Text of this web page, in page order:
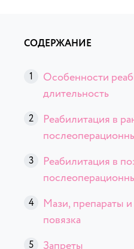
СОДЕРЖАНИЕ
Особенности
длительность
Реабилитация в
Реабилитация в
Мази, препараты
повязка
Запреты